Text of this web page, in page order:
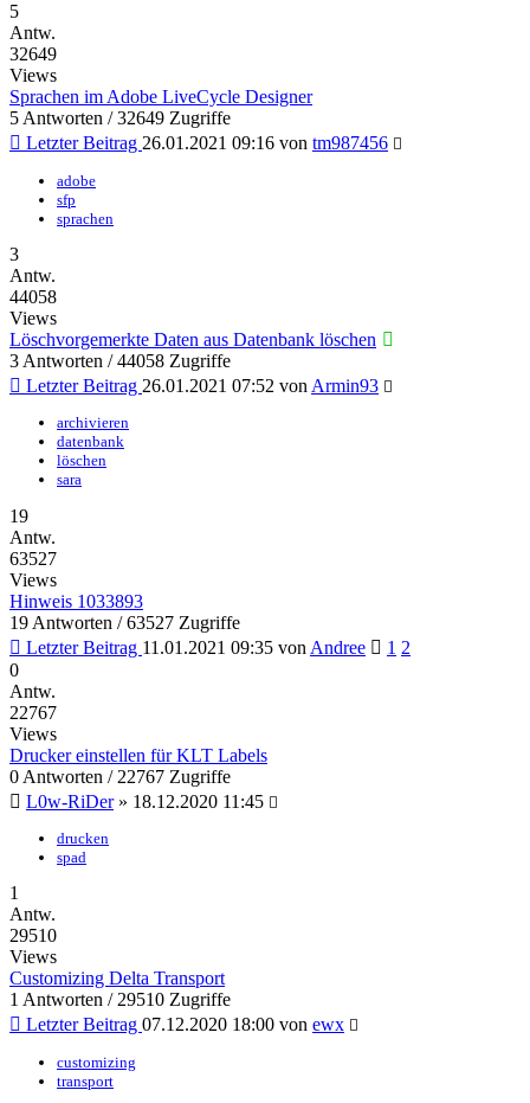
5
Antw.
32649
Views
Sprachen im Adobe LiveCycle Designer
5 Antworten / 32649 Zugriffe
Letzter Beitrag 26.01.2021 09:16 von tm987456
adobe
sfp
sprachen
3
Antw.
44058
Views
Löschvorgemerkte Daten aus Datenbank löschen
3 Antworten / 44058 Zugriffe
Letzter Beitrag 26.01.2021 07:52 von Armin93
archivieren
datenbank
löschen
sara
19
Antw.
63527
Views
Hinweis 1033893
19 Antworten / 63527 Zugriffe
Letzter Beitrag 11.01.2021 09:35 von Andree 1 2
0
Antw.
22767
Views
Drucker einstellen für KLT Labels
0 Antworten / 22767 Zugriffe
L0w-RiDer» 18.12.2020 11:45
drucken
spad
1
Antw.
29510
Views
Customizing Delta Transport
1 Antworten / 29510 Zugriffe
Letzter Beitrag 07.12.2020 18:00 von ewx
customizing
transport